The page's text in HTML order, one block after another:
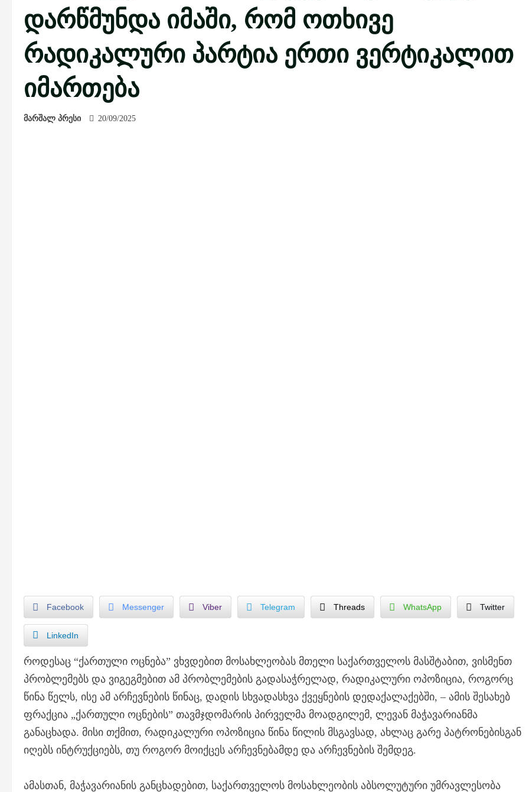
დარწმუნდა იმაში, რომ ოთხივე
რადიკალური პარტია ერთი ვერტიკალით
იმართება
მარშალ პრესი 20/09/2025
Facebook Messenger Viber Telegram Threads WhatsApp Twitter
LinkedIn
როდესაც “ქართული ოცნება” ვხვდებით მოსახლეობას მთელი საქართველოს მასშტაბით, ვისმენთ
პრობლემებს და ვიგეგმებით ამ პრობლემების გადასაჭრელად, რადიკალური ოპოზიცია, როგორც
წინა წელს, ისე ამ არჩევნების წინაც, დადის სხვადასხვა ქვეყნების დედაქალაქებში, – ამის შესახებ
ფრაქცია „ქართული ოცნების” თავმჯდომარის პირველმა მოადგილემ, ლევან მაჭავარიანმა
განაცხადა. მისი თქმით, რადიკალური ოპოზიცია წინა წილის მსგავსად, ახლაც გარე პატრონებისგან
იღებს ინტრუქციებს, თუ როგორ მოიქცეს არჩევნებამდე და არჩევნების შემდეგ.
ამასთან, მაჭავარიანის განცხადებით, საქართველოს მოსახლეობის აბსოლუტური უმრავლესობა